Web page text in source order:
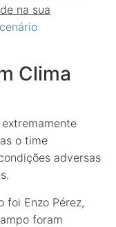
na sua
Clima
o time
adversas
foi Enzo Pérez,
foram